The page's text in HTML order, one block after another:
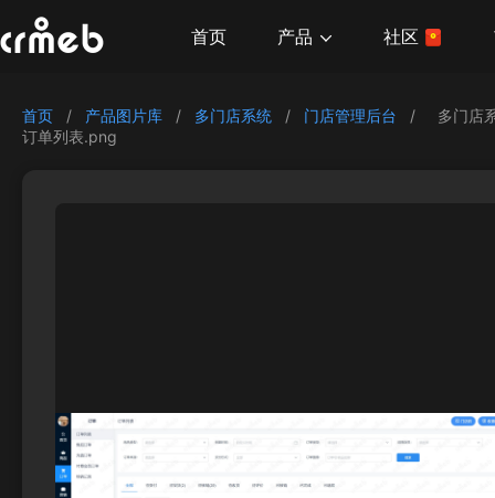
首页 产品 社区
首页 / 产品图片库 / 多门店系统 / 门店管理后台 /
多门店
订单列表.png